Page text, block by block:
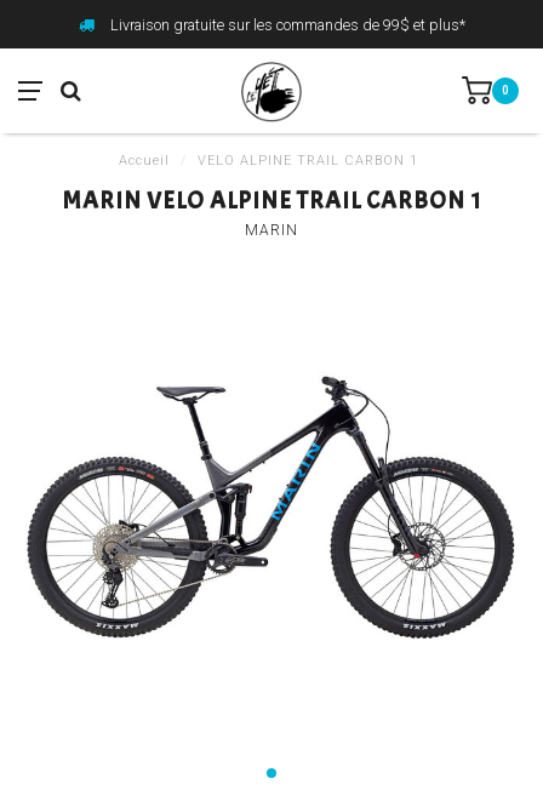
Livraison gratuite sur les commandes de 99$ et plus*
0
Accueil VELO ALPINE TRAIL CARBON 1
MARIN VELO ALPINE TRAIL CARBON 1
MARIN